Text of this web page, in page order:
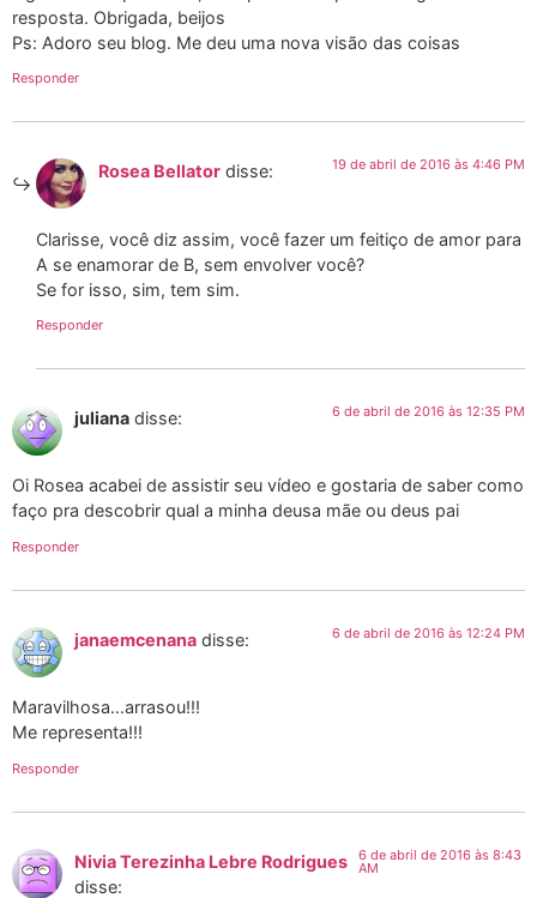
resposta. Obrigada, beijos
Ps: Adoro seu blog. Me deu uma nova visão das coisas
Responder
Rosea Bellator disse: 19 de abril de 2016 às 4:46 PM
Clarisse, você diz assim, você fazer um feitiço de amor para
A se enamorar de B, sem envolver você?
Se for isso, sim, tem sim.
Responder
juliana disse: 6 de abril de 2016 às 12:35 PM
Oi Rosea acabei de assistir seu vídeo e gostaria de saber como
faço pra descobrir qual a minha deusa mãe ou deus pai
Responder
janaemcenana disse: 6 de abril de 2016 às 12:24 PM
Maravilhosa…arrasou!!!
Me representa!!!
Responder
Nivia Terezinha Lebre Rodrigues
disse:
6 de abril de 2016 às 8:43
AM